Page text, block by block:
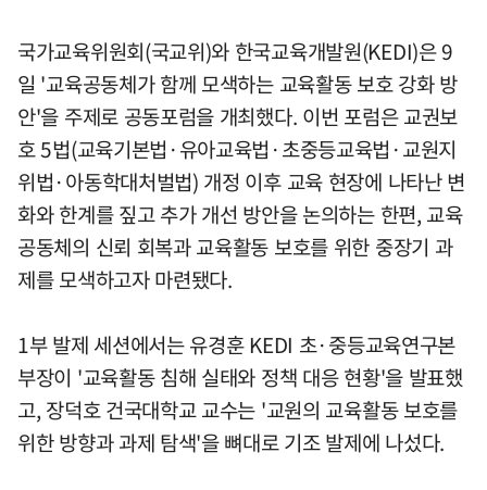
국가교육위원회(국교위)와 한국교육개발원(KEDI)은 9
일 '교육공동체가 함께 모색하는 교육활동 보호 강화 방
안'을 주제로 공동포럼을 개최했다. 이번 포럼은 교권보
호 5법(교육기본법·유아교육법·초중등교육법·교원지
위법·아동학대처벌법) 개정 이후 교육 현장에 나타난 변
화와 한계를 짚고 추가 개선 방안을 논의하는 한편, 교육
공동체의 신뢰 회복과 교육활동 보호를 위한 중장기 과
제를 모색하고자 마련됐다.
1부 발제 세션에서는 유경훈 KEDI 초·중등교육연구본
부장이 '교육활동 침해 실태와 정책 대응 현황'을 발표했
고, 장덕호 건국대학교 교수는 '교원의 교육활동 보호를
위한 방향과 과제 탐색'을 뼈대로 기조 발제에 나섰다.